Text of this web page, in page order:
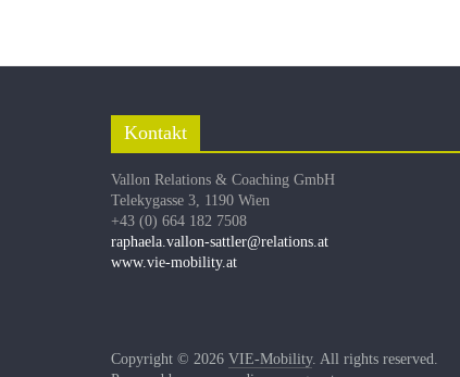
Kontakt
Vallon Relations & Coaching GmbH
Telekygasse 3, 1190 Wien
+43 (0) 664 182 7508
raphaela.vallon-sattler@relations.at
www.vie-mobility.at
Copyright © 2026 VIE-Mobility. All rights reserved.